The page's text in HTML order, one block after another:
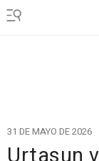
31 DE MAYO DE 2026